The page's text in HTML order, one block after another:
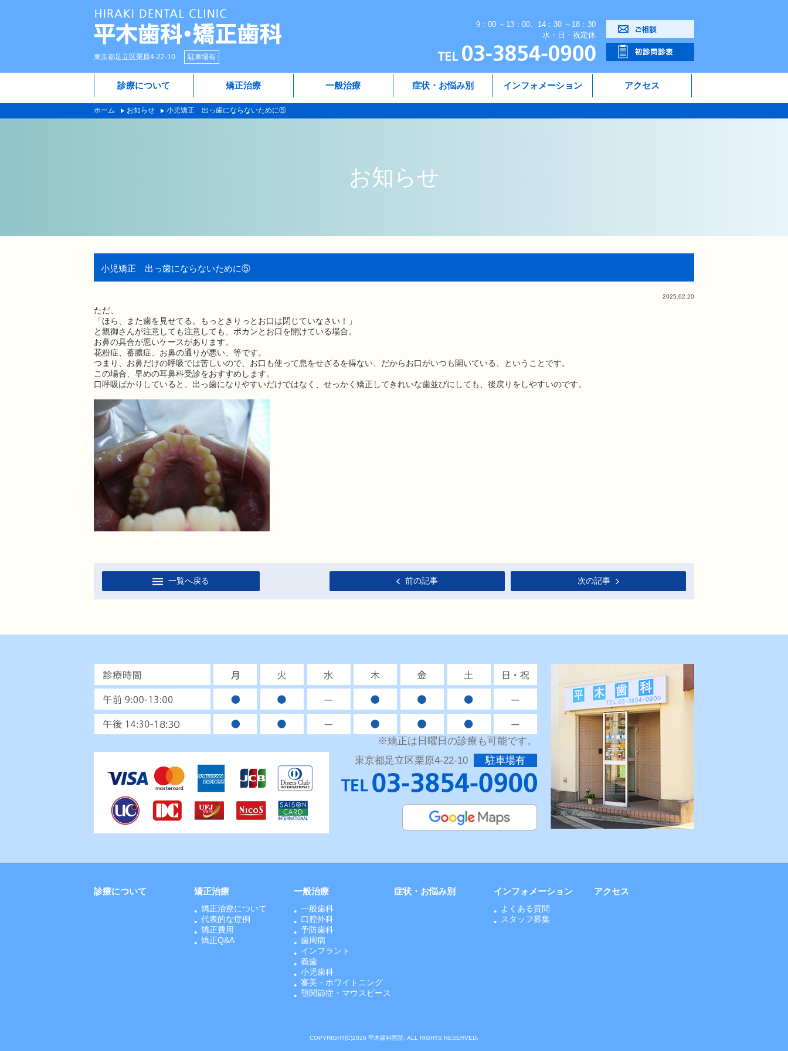
東京都足立区栗原4-22-10 駐車場有
9：00 ～13：00、14：30 ～18：30
水・日・祝定休
診療について 矯正治療 一般治療 症状・お悩み別 インフォメーション アクセス
ホーム お知らせ 小児矯正 出っ歯にならないために⑤
お知らせ
小児矯正 出っ歯にならないために⑤
2025.02.20
ただ、
「ほら、また歯を見せてる。もっときりっとお口は閉じていなさい！」
と親御さんが注意しても注意しても、ポカンとお口を開けている場合。
お鼻の具合が悪いケースがあります。
花粉症、蓄膿症、お鼻の通りが悪い、等です。
つまり、お鼻だけの呼吸では苦しいので、お口も使って息をせざるを得ない、だからお口がいつも開いている、ということです。
この場合、早めの耳鼻科受診をおすすめします。
口呼吸ばかりしていると、出っ歯になりやすいだけではなく、せっかく矯正してきれいな歯並びにしても、後戻りをしやすいのです。
一覧へ戻る 次の記事
前の記事
※矯正は日曜日の診療も可能です。
東京都足立区栗原4-22-10
駐車場有
診療について 矯正治療
矯正治療について
代表的な症例
矯正費用
矯正Q&A
一般治療
一般歯科
口腔外科
予防歯科
歯周病
インプラント
義歯
小児歯科
審美・ホワイトニング
顎関節症・マウスピース
症状・お悩み別 インフォメーション
よくある質問
スタッフ募集
アクセス
COPYRIGHT(C)2026 平木歯科医院. ALL RIGHTS RESERVED.